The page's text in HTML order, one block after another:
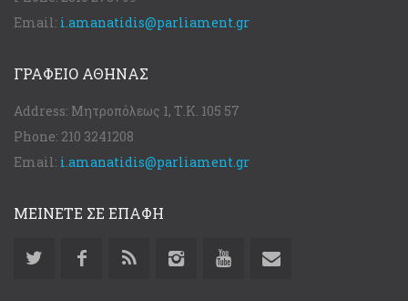
Email: i.amanatidis@parliament.gr
ΓΡΑΦΕΊΟ ΑΘΉΝΑΣ
Address: Μητροπόλεως 1, Τ.Κ. 105 57
Phone: 210 3241208
Email: i.amanatidis@parliament.gr
ΜΕΙΝΕΤΕ ΣΕ ΕΠΑΦΗ